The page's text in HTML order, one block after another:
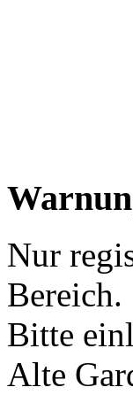
Nur
Bereich.
Bitte
Alte